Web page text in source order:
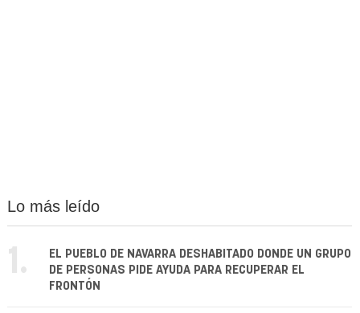
Lo más leído
1.
EL PUEBLO DE NAVARRA DESHABITADO DONDE UN GRUPO
DE PERSONAS PIDE AYUDA PARA RECUPERAR EL
FRONTÓN